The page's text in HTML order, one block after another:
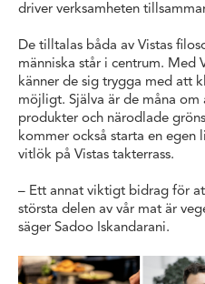
driver verksamheten
De tilltalas båda av Vistas
människa står i centrum. Med
känner de sig trygga med att
möjligt. Själva är de måna
produkter och närodlade
kommer också starta en
vitlök på Vistas takterrass.
– Ett annat viktigt bidrag för
största delen av vår mat är
säger Sadoo Iskandarani.